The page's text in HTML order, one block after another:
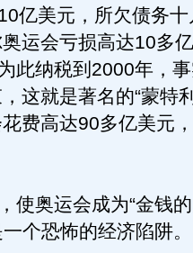
亿美元，所欠债务
运会亏损高达10多
此纳税到2000年，
这就是著名的“蒙特
费高达90多亿美元
奥运会成为“金钱的
个恐怖的经济陷阱。